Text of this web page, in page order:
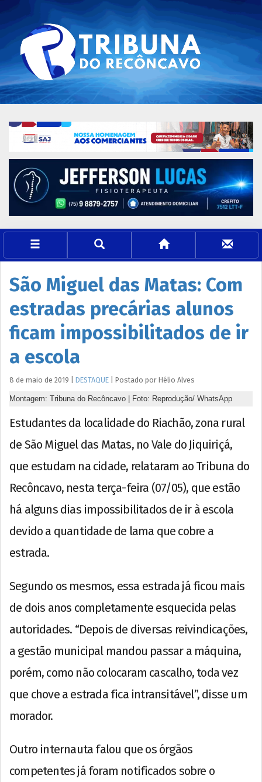
São Miguel das Matas: Com
estradas precárias alunos
ficam impossibilitados de ir
a escola
8 de maio de 2019 DESTAQUE Postado por Hélio Alves
Montagem: Tribuna do Recôncavo | Foto: Reprodução/ WhatsApp
Estudantes da localidade do Riachão, zona rural
de São Miguel das Matas, no Vale do Jiquiriçá,
que estudam na cidade, relataram ao Tribuna do
Recôncavo, nesta terça-feira (07/05), que estão
há alguns dias impossibilitados de ir à escola
devido a quantidade de lama que cobre a
estrada.
Segundo os mesmos, essa estrada já ficou mais
de dois anos completamente esquecida pelas
autoridades. “Depois de diversas reivindicações,
a gestão municipal mandou passar a máquina,
porém, como não colocaram cascalho, toda vez
que chove a estrada fica intransitável”, disse um
morador.
Outro internauta falou que os órgãos
competentes já foram notificados sobre o